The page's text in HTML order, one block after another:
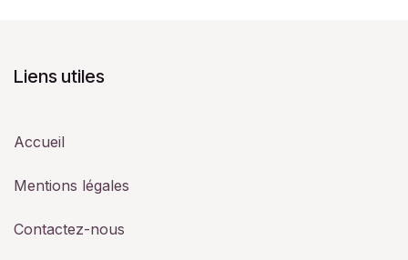
Liens utiles
Accueil
Mentions légales
Contactez-nous